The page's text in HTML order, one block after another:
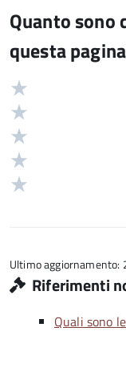
Quanto sono
questa
Valutazione
5
Ultimo
Riferimenti
Quali sono